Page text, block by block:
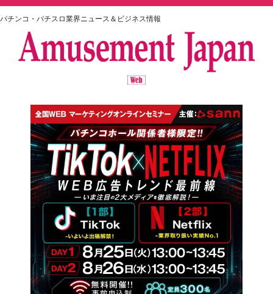
パチンコ・パチスロ業界ニュース＆ビジネス情報